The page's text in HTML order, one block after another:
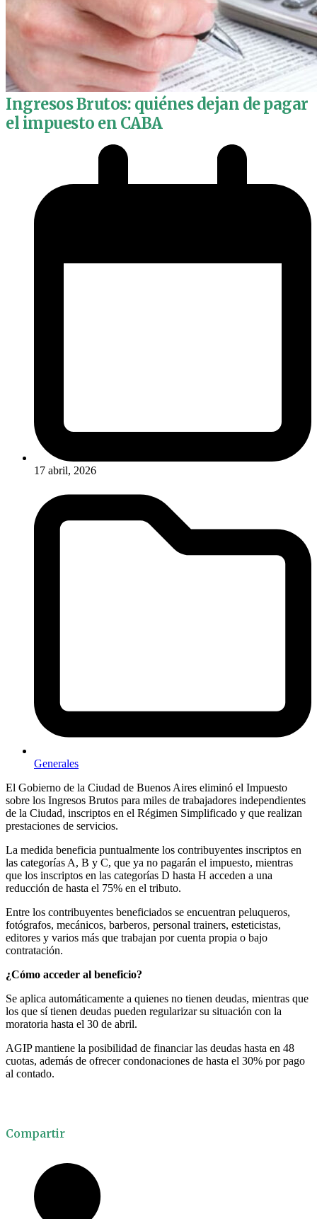
Ingresos Brutos: quiénes dejan de pagar
el impuesto en CABA
17 abril, 2026
Generales
El Gobierno de la Ciudad de Buenos Aires eliminó el Impuesto
sobre los Ingresos Brutos para miles de trabajadores independientes
de la Ciudad, inscriptos en el Régimen Simplificado y que realizan
prestaciones de servicios.
La medida beneficia puntualmente los contribuyentes inscriptos en
las categorías A, B y C, que ya no pagarán el impuesto, mientras
que los inscriptos en las categorías D hasta H acceden a una
reducción de hasta el 75% en el tributo.
Entre los contribuyentes beneficiados se encuentran peluqueros,
fotógrafos, mecánicos, barberos, personal trainers, esteticistas,
editores y varios más que trabajan por cuenta propia o bajo
contratación.
¿Cómo acceder al beneficio?
Se aplica automáticamente a quienes no tienen deudas, mientras que
los que sí tienen deudas pueden regularizar su situación con la
moratoria hasta el 30 de abril.
AGIP mantiene la posibilidad de financiar las deudas hasta en 48
cuotas, además de ofrecer condonaciones de hasta el 30% por pago
al contado.
Compartir